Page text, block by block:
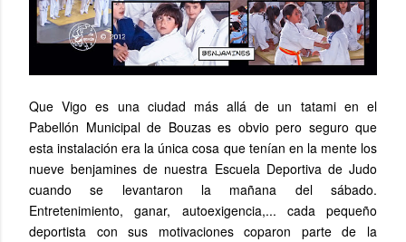
Que Vigo es una ciudad más allá de un tatami en el
Pabellón Municipal de Bouzas es obvio pero seguro que
esta instalación era la única cosa que tenían en la mente los
nueve benjamines de nuestra Escuela Deportiva de Judo
cuando se levantaron la mañana del sábado.
Entretenimiento, ganar, autoexigencia,... cada pequeño
deportista con sus motivaciones coparon parte de la